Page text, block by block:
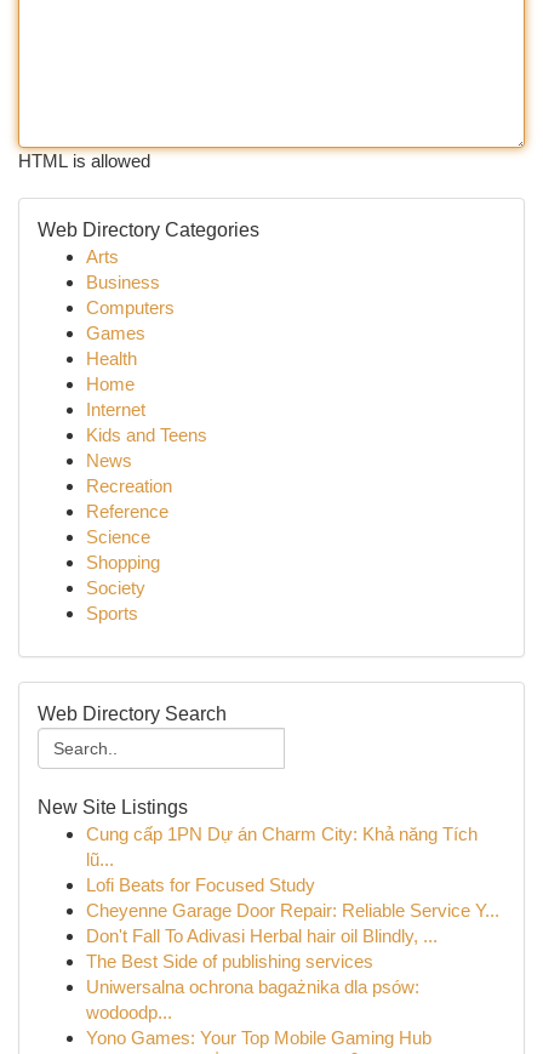
HTML is allowed
Web Directory Categories
Arts
Business
Computers
Games
Health
Home
Internet
Kids and Teens
News
Recreation
Reference
Science
Shopping
Society
Sports
Web Directory Search
New Site Listings
Cung cấp 1PN Dự án Charm City: Khả năng Tích
lũ...
Lofi Beats for Focused Study
Cheyenne Garage Door Repair: Reliable Service Y...
Don't Fall To Adivasi Herbal hair oil Blindly, ...
The Best Side of publishing services
Uniwersalna ochrona bagażnika dla psów:
wodoodp...
Yono Games: Your Top Mobile Gaming Hub